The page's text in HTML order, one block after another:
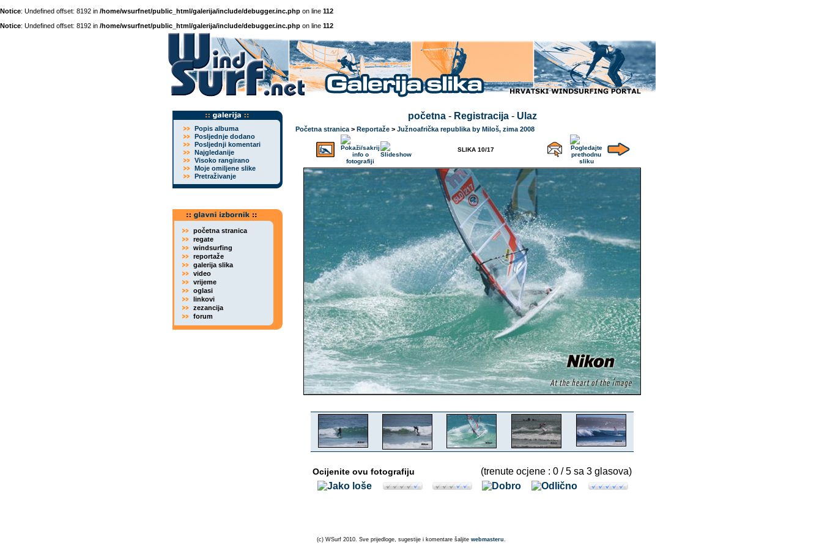
Notice: Undefined offset: 8192 in /home/wsurfnet/public_html/galerija/include/debugger.inc.php on line 112
Notice: Undefined offset: 8192 in /home/wsurfnet/public_html/galerija/include/debugger.inc.php on line 112
Popis albuma
Posljednje dodano
Posljednji komentari
Najgledanije
Visoko rangirano
Moje omiljene slike
Pretraživanje
početna stranica
regate
windsurfing
reportaže
galerija slika
video
vrijeme
oglasi
linkovi
zezancija
forum
početna- Registracija- Ulaz
Početna stranica > Reportaže > Južnoafrička republika by Miloš, zima 2008
SLIKA 10/17
Ocijenite ovu fotografiju (trenute ocjene : 0 / 5 sa 3 glasova)
(c) WSurf 2010. Sve prijedloge, sugestije i komentare šaljite webmasteru